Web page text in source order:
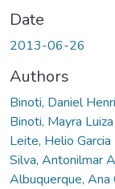
Date
2013-06-26
Authors
Binoti, Daniel
Binoti, Mayra
Leite, Helio Garcia
Silva, Antonilmar
Albuquerque, Ana